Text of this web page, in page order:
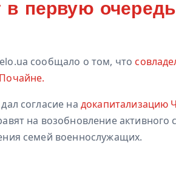
в первую очередь
сообщало о том, что
согласие на докапитализацию
на возобновление
семей военнослужащих.